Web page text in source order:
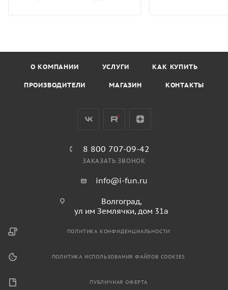
О КОМПАНИИ УСЛУГИ КАК КУПИТЬ
ПРОИЗВОДИТЕЛИ МАГАЗИН КОНТАКТЫ
8 800 707-09-42
ЗАКАЗАТЬ ЗВОНОК
info@i-fun.ru
Волгоград,
ул им Землячки, дом 31а
ПОЛИТИКА КОНФИДЕНЦИАЛЬНОСТИ
ПОЛИТИКА ИСПОЛЬЗОВАНИЯ ФАЙЛОВ COOKIES
ПУБЛИЧНАЯ ОФЕРТА